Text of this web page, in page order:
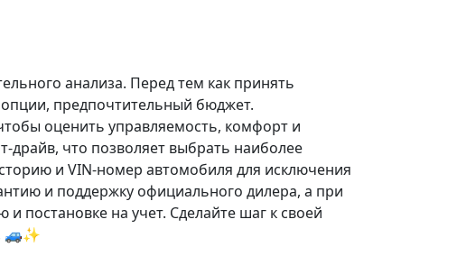
анализа. Перед тем как принять
предпочтительный бюджет.
оценить управляемость, комфорт и
драйв, что позволяет выбрать наиболее
и VIN-номер автомобиля для исключения
и поддержку официального дилера, а при
постановке на учет. Сделайте шаг к своей
🚙✨